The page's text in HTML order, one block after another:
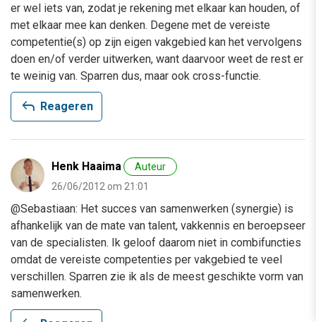
er wel iets van, zodat je rekening met elkaar kan houden, of
met elkaar mee kan denken. Degene met de vereiste
competentie(s) op zijn eigen vakgebied kan het vervolgens
doen en/of verder uitwerken, want daarvoor weet de rest er
te weinig van. Sparren dus, maar ook cross-functie.
reply Reageren
Henk Haaima
Auteur
26/06/2012 om 21:01
@Sebastiaan: Het succes van samenwerken (synergie) is
afhankelijk van de mate van talent, vakkennis en beroepseer
van de specialisten. Ik geloof daarom niet in combifuncties
omdat de vereiste competenties per vakgebied te veel
verschillen. Sparren zie ik als de meest geschikte vorm van
samenwerken.